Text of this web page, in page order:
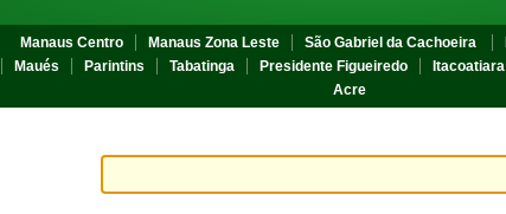
Manaus Centro Manaus Zona Leste São Gabriel da Cachoeira
Maués Parintins Tabatinga Presidente Figueiredo Itacoatiara
Acre